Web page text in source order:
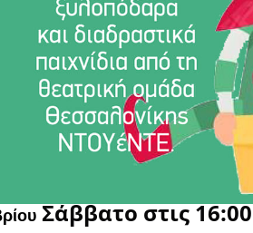
Σάββατο στις 16:00